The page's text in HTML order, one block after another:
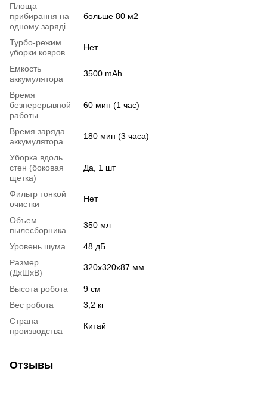
Площа
прибирання на
одному заряді
больше 80 м2
Турбо-режим
уборки ковров
Нет
Емкость
аккумулятора
3500 mAh
Время
безперерывной
работы
60 мин (1 час)
Время заряда
аккумулятора
180 мин (3 часа)
Уборка вдоль
стен (боковая
щетка)
Да, 1 шт
Фильтр тонкой
очистки
Нет
Объем
пылесборника
350 мл
Уровень шума
48 дБ
Размер
(ДхШхВ)
320х320х87 мм
Высота робота
9 см
Вес робота
3,2 кг
Страна
производства
Китай
Отзывы